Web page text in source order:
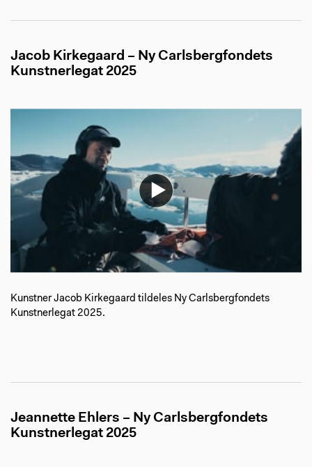
Jacob Kirkegaard – Ny Carlsbergfondets
Kunstnerlegat 2025
Kunstner Jacob Kirkegaard tildeles Ny Carlsbergfondets
Kunstnerlegat 2025.
Jeannette Ehlers – Ny Carlsbergfondets
Kunstnerlegat 2025